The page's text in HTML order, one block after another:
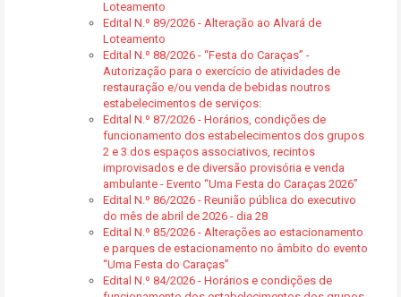
Loteamento
Edital N.º 89/2026 - Alteração ao Alvará de
Loteamento
Edital N.º 88/2026 - “Festa do Caraças” -
Autorização para o exercício de atividades de
restauração e/ou venda de bebidas noutros
estabelecimentos de serviços:
Edital N.º 87/2026 - Horários, condições de
funcionamento dos estabelecimentos dos grupos
2 e 3 dos espaços associativos, recintos
improvisados e de diversão provisória e venda
ambulante - Evento “Uma Festa do Caraças 2026”
Edital N.º 86/2026 - Reunião pública do executivo
do mês de abril de 2026 - dia 28
Edital N.º 85/2026 - Alterações ao estacionamento
e parques de estacionamento no âmbito do evento
“Uma Festa do Caraças”
Edital N.º 84/2026 - Horários e condições de